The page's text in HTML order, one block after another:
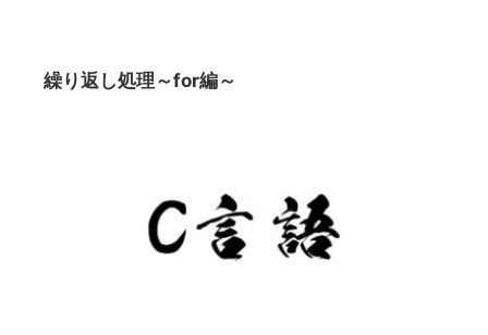
繰り返し処理～for編～